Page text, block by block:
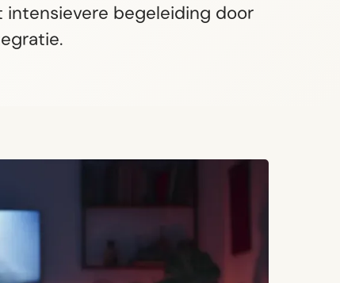
intensievere begeleiding door